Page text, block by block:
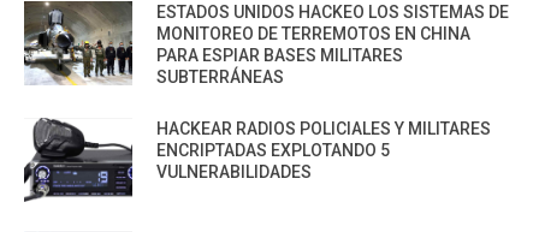
ESTADOS UNIDOS HACKEO LOS SISTEMAS DE
MONITOREO DE TERREMOTOS EN CHINA
PARA ESPIAR BASES MILITARES
SUBTERRÁNEAS
HACKEAR RADIOS POLICIALES Y MILITARES
ENCRIPTADAS EXPLOTANDO 5
VULNERABILIDADES